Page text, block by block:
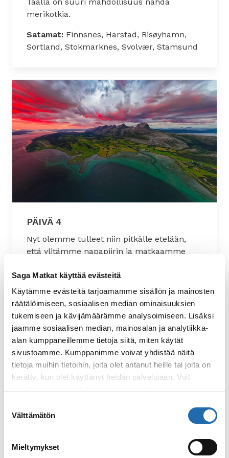
Saga Matkat käyttää evästeitä
Käytämme evästeitä tarjoamamme sisällön ja mainosten
räätälöimiseen, sosiaalisen median ominaisuuksien
tukemiseen ja kävijämäärämme analysoimiseen. Lisäksi
jaamme sosiaalisen median, mainosalan ja analytiikka-
alan kumppaneillemme tietoja siitä, miten käytät
sivustoamme. Kumppanimme voivat yhdistää näitä
tietoja muihin tietoihin, joita olet antanut heille tai joita on
kerätty, kun olet käyttänyt heidän palvelujaan. Voit
valinta
Välttämätön
Mieltymykset
merikotkia.
Satamat: Finnsnes, Harstad, Risøyhamn,
Sortland, Stokmarknes, Svolvær, Stamsund
PÄIVÄ 4
Nyt olemme tulleet niin pitkälle etelään,
että ylitämme napapiirin ja matkaamme
valaisemista öistä. Voit silti nähdä revontulia
talvella, eikä kesäöisin ole koskaan täysin
pimeää. Täällä alus kulkee lukemattomien
pienten saarten, saarekkeiden ja luotojen
ohi. Matkalla nähdään myös erikoinen vuori,
Torghatten, jonka keskellä on reikä.
Halutessasi voit myös lähteä retkelle
vuorelle ja mennä reikään sisään.
Satamat: Bodø, Ørnes, Nesna,
Sandnessjøen, Brønnøysund, Rørvik